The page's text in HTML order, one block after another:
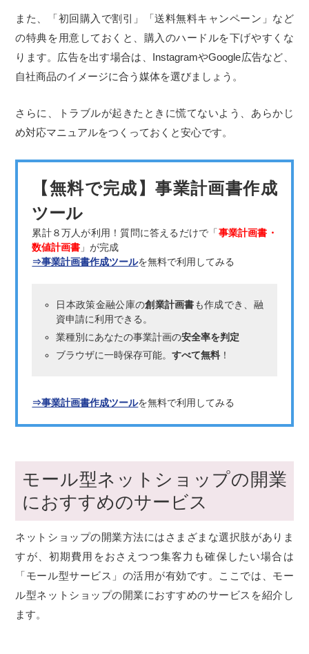
また、「初回購入で割引」「送料無料キャンペーン」など
の特典を用意しておくと、購入のハードルを下げやすくな
ります。広告を出す場合は、InstagramやGoogle広告など、
自社商品のイメージに合う媒体を選びましょう。
さらに、トラブルが起きたときに慌てないよう、あらかじ
め対応マニュアルをつくっておくと安心です。
【無料で完成】事業計画書作成
ツール
累計８万人が利用！質問に答えるだけで「事業計画書・
数値計画書 」が完成
⇒事業計画書作成ツールを無料で利用してみる
日本政策金融公庫の創業計画書も作成でき、融
資申請に利用できる。
業種別にあなたの事業計画の安全率を判定
ブラウザに一時保存可能。すべて無料 ！
⇒事業計画書作成ツールを無料で利用してみる
モール型ネットショップの開業
におすすめのサービス
ネットショップの開業方法にはさまざまな選択肢がありま
すが、初期費用をおさえつつ集客力も確保したい場合は
「モール型サービス」の活用が有効です。ここでは、モー
ル型ネットショップの開業におすすめのサービスを紹介し
ます。